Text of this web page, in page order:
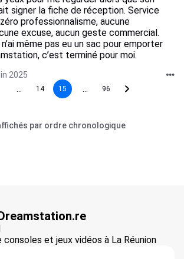
signer la fiche de réception. Service
professionnalisme, aucune
excuse, aucun geste commercial.
même pas eu un sac pour emporter
c’est terminé pour moi.
2025
14 15 96
par ordre chronologique
consoles et jeux vidéos à La Réunion